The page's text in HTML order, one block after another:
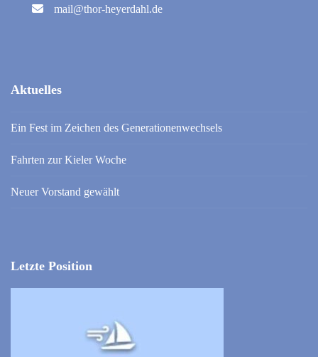
mail@thor-heyerdahl.de
Aktuelles
Ein Fest im Zeichen des Generationenwechsels
Fahrten zur Kieler Woche
Neuer Vorstand gewählt
Letzte Position